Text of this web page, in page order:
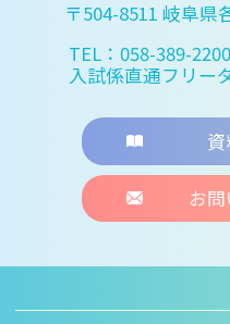
〒504-8511 岐阜県
TEL：058-389-2200
入試係直通フリー
お